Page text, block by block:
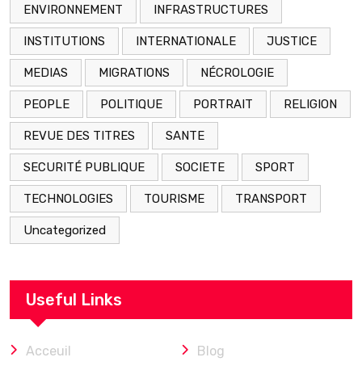
ENVIRONNEMENT INFRASTRUCTURES
INSTITUTIONS INTERNATIONALE JUSTICE
MEDIAS MIGRATIONS NÉCROLOGIE
PEOPLE POLITIQUE PORTRAIT RELIGION
REVUE DES TITRES SANTE
SECURITÉ PUBLIQUE SOCIETE SPORT
TECHNOLOGIES TOURISME TRANSPORT
Uncategorized
Useful Links
Acceuil Blog